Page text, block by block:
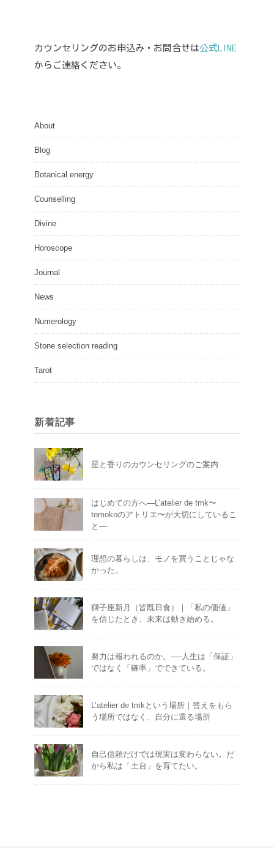
カウンセリングのお申込み・お問合せは公式LINE
からご連絡ください。
About
Blog
Botanical energy
Counselling
Divine
Horoscope
Journal
News
Numerology
Stone selection reading
Tarot
新着記事
星と香りのカウンセリングのご案内
はじめての方へ―L’atelier de tmk〜
tomokoのアトリエ〜が大切にしているこ
と―
理想の暮らしは、モノを買うことじゃな
かった。
獅子座新月（皆既日食）｜「私の価値」
を信じたとき、未来は動き始める。
努力は報われるのか。──人生は「保証」
ではなく「確率」でできている。
L’atelier de tmkという場所｜答えをもら
う場所ではなく、自分に還る場所
自己信頼だけでは現実は変わらない。だ
から私は「土台」を育てたい。